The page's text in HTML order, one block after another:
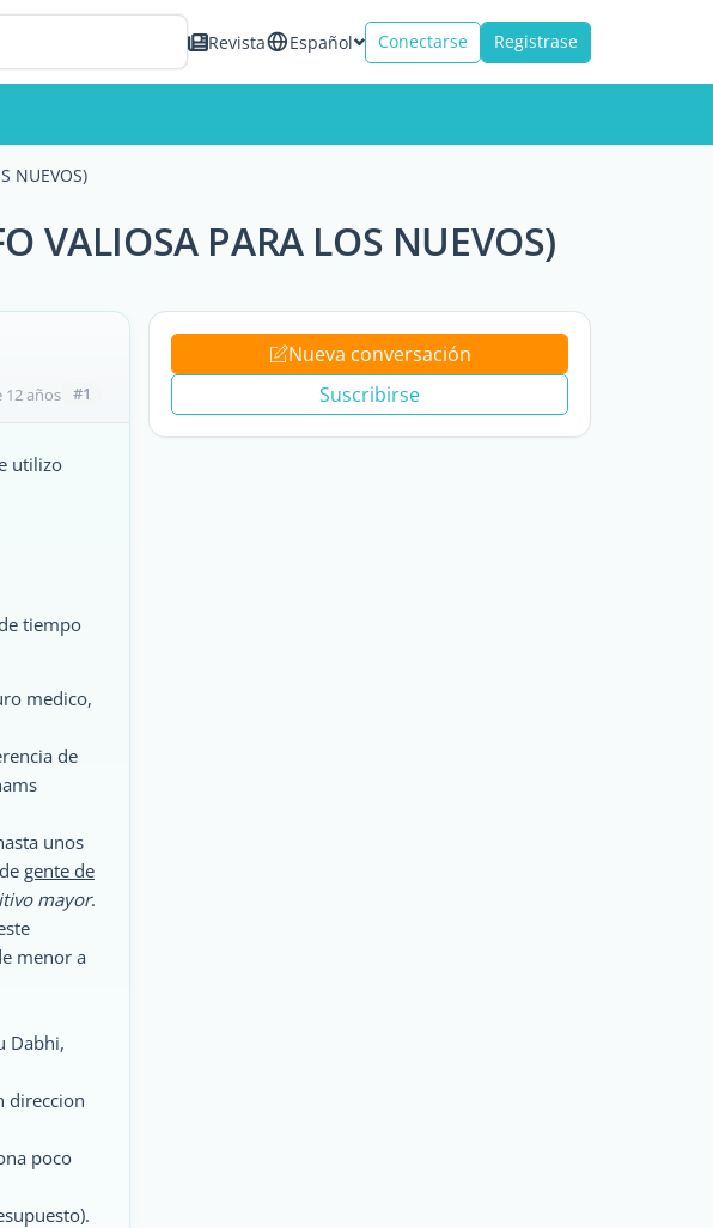
Revista Español Conectarse Registrase
NUEVOS)
PARA LOS NUEVOS)
12 años #1
utilizo
tiempo
medico,
de
unos
gente de
mayor.
menor a
Dabhi,
direccion
poco
Nueva conversación
Suscribirse